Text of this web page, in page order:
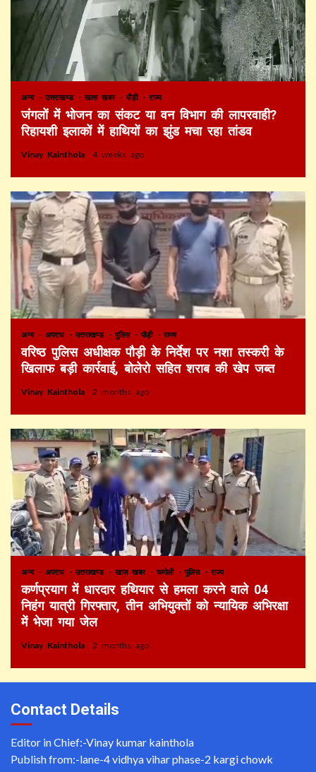
अन्य उत्तराखण्ड खास खबर पौड़ी राज्य
जंगलों में भोजन का संकट या वन विभाग की लापरवाही?
रिहायशी इलाकों में हाथियों का झुंड मचा रहा तांडव
Vinay Kainthola 4 weeks ago
अन्य अपराध उत्तराखण्ड पुलिस पौड़ी राज्य
वरिष्ठ पुलिस अधीक्षक पौड़ी के निर्देश पर नशा तस्करी के
खिलाफ बड़ी कार्रवाई, बोलेरो सहित शराब की खेप जब्त
Vinay Kainthola 2 months ago
अन्य अपराध उत्तराखण्ड खास खबर चमोली पुलिस राज्य
कर्णप्रयाग में धारदार हथियार से हमला करने वाले 04
निहंग यात्री गिरफ्तार, तीन अभियुक्तों को न्यायिक अभिरक्षा
में भेजा गया जेल
Vinay Kainthola 2 months ago
Contact Details
Editor in Chief:-Vinay kumar kainthola
Publish from:-lane-4 vidhya vihar phase-2 kargi chowk